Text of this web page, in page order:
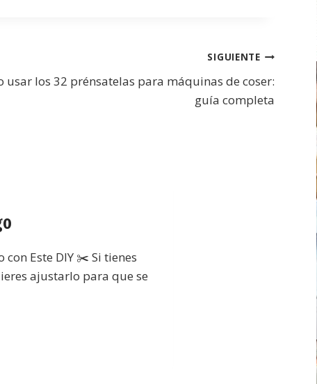
SIGUIENTE
usar los 32 prénsatelas para máquinas de coser:
guía completa
Este DIY ✂️ Si tienes
ajustarlo para que se